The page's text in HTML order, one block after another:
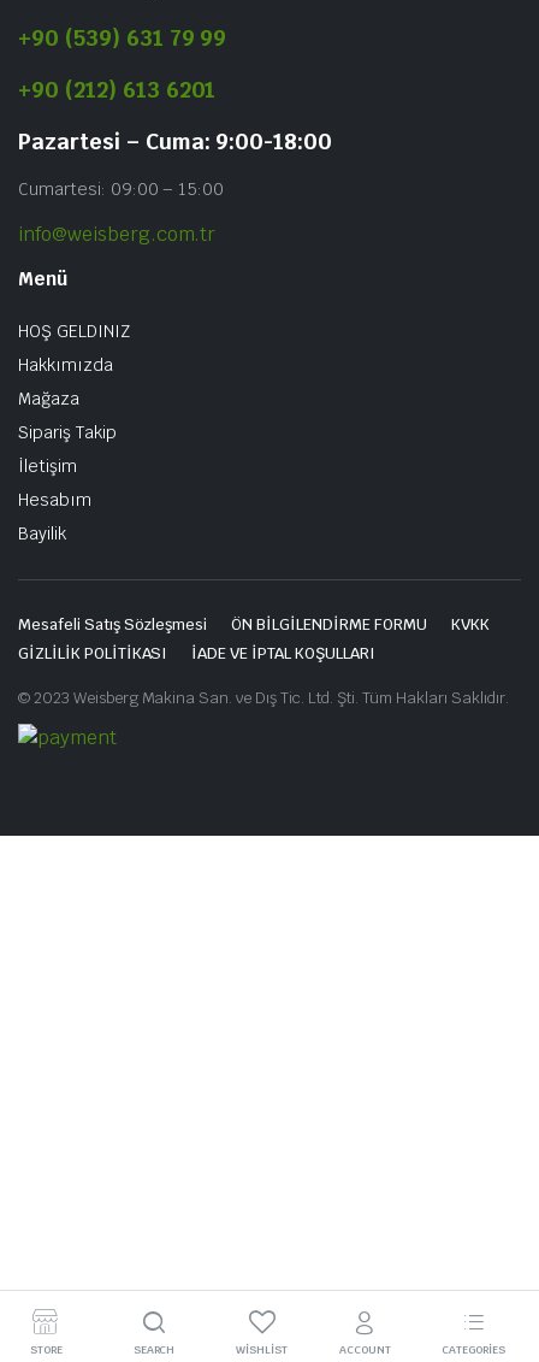
+90 (539) 631 79 99
+90 (212) 613 6201
Pazartesi – Cuma: 9:00-18:00
Cumartesi: 09:00 – 15:00
info@weisberg.com.tr
Menü
HOŞ GELDINIZ
Hakkımızda
Mağaza
Sipariş Takip
İletişim
Hesabım
Bayilik
Mesafeli Satış Sözleşmesi ÖN BİLGİLENDİRME FORMU
KVKK
GİZLİLİK POLİTİKASI
İADE VE İPTAL KOŞULLARI
© 2023 Weisberg Makina San. ve Dış Tic. Ltd. Şti. Tüm Hakları Saklıdır.
STORE SEARCH WISHLIST ACCOUNT CATEGORIES